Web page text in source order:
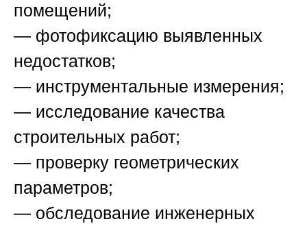
помещений;
— фотофиксацию выявленных
недостатков;
— инструментальные измерения;
— исследование качества
строительных работ;
— проверку геометрических
параметров;
— обследование инженерных